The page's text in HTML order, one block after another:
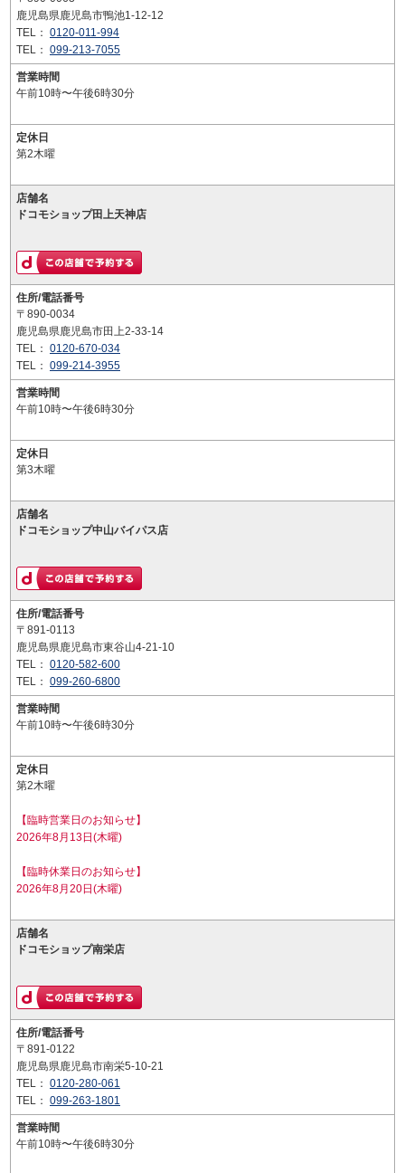
鹿児島県鹿児島市鴨池1-12-12
TEL： 0120-011-994
TEL： 099-213-7055
営業時間
午前10時〜午後6時30分
定休日
第2木曜
店舗名
ドコモショップ田上天神店
住所/電話番号
〒890-0034
鹿児島県鹿児島市田上2-33-14
TEL： 0120-670-034
TEL： 099-214-3955
営業時間
午前10時〜午後6時30分
定休日
第3木曜
店舗名
ドコモショップ中山バイパス店
住所/電話番号
〒891-0113
鹿児島県鹿児島市東谷山4-21-10
TEL： 0120-582-600
TEL： 099-260-6800
営業時間
午前10時〜午後6時30分
定休日
第2木曜
【臨時営業日のお知らせ】
2026年8月13日(木曜)
【臨時休業日のお知らせ】
2026年8月20日(木曜)
店舗名
ドコモショップ南栄店
住所/電話番号
〒891-0122
鹿児島県鹿児島市南栄5-10-21
TEL： 0120-280-061
TEL： 099-263-1801
営業時間
午前10時〜午後6時30分